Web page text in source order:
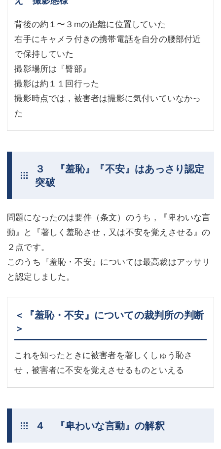
背後の約１〜３mの距離に位置していた
右手にキャメラ付きの携帯電話を自分の腰部付近
で保持していた
撮影場所は『臀部』
撮影は約１１回行った
撮影時点では，被害者は撮影に気付いていなかっ
た
３ 『羞恥』『不安』はあっさり認定
突破
問題になったのは要件（条文）のうち，『卑わいな言
動』と『著しく羞恥させ，又は不安を覚えさせる』の
２点です。
このうち『羞恥・不安』については最高裁はアッサリ
と認定しました。
＜『羞恥・不安』についての裁判所の判断
＞
これを知ったときに被害者を著しくしゅう恥さ
せ，被害者に不安を覚えさせるものといえる
４ 『卑わいな言動』の解釈